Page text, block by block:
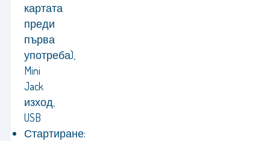
картата
преди
първа
употреба),
Mini
Jack
изход,
USB
Стартиране: